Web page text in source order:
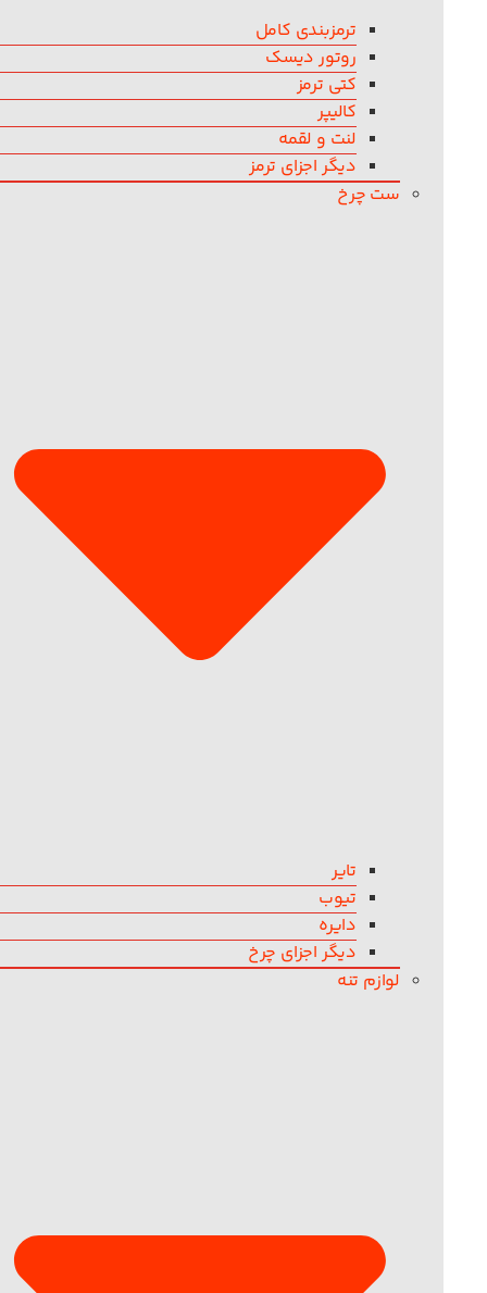
ترمزبندی کامل
روتور دیسک
کتی ترمز
کالیپر
لنت و لقمه
دیگر اجزای ترمز
ست چرخ
تایر
تیوب
دایره
دیگر اجزای چرخ
لوازم تنه